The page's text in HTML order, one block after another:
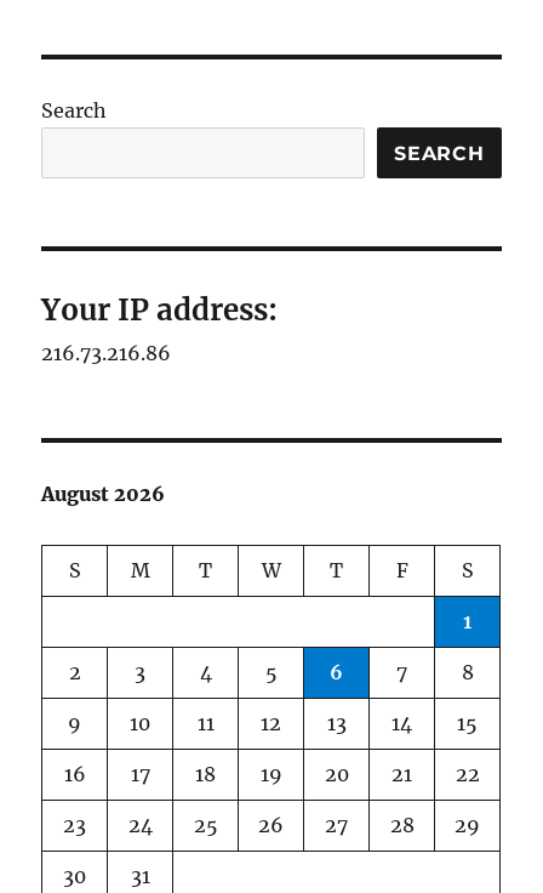
Search
SEARCH
Your IP address:
216.73.216.86
August 2026
S M T W T F S
1
2 3 4 5 6 7 8
9 10 11 12 13 14 15
16 17 18 19 20 21 22
23 24 25 26 27 28 29
30 31